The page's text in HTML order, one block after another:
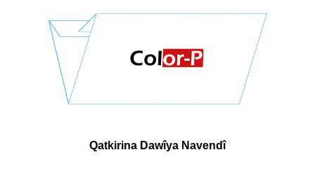
Qatkirina Dawîya Navendî